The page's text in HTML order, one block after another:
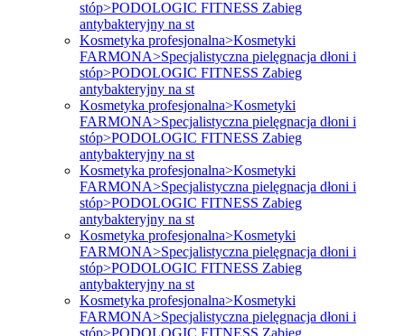
stóp>PODOLOGIC FITNESS Zabieg
antybakteryjny na st
Kosmetyka profesjonalna>Kosmetyki
FARMONA>Specjalistyczna pielęgnacja dłoni i
stóp>PODOLOGIC FITNESS Zabieg
antybakteryjny na st
Kosmetyka profesjonalna>Kosmetyki
FARMONA>Specjalistyczna pielęgnacja dłoni i
stóp>PODOLOGIC FITNESS Zabieg
antybakteryjny na st
Kosmetyka profesjonalna>Kosmetyki
FARMONA>Specjalistyczna pielęgnacja dłoni i
stóp>PODOLOGIC FITNESS Zabieg
antybakteryjny na st
Kosmetyka profesjonalna>Kosmetyki
FARMONA>Specjalistyczna pielęgnacja dłoni i
stóp>PODOLOGIC FITNESS Zabieg
antybakteryjny na st
Kosmetyka profesjonalna>Kosmetyki
FARMONA>Specjalistyczna pielęgnacja dłoni i
stóp>PODOLOGIC FITNESS Zabieg